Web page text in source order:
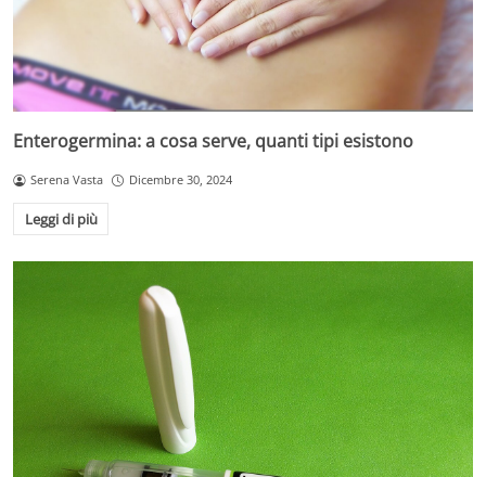
Enterogermina: a cosa serve, quanti tipi esistono
Serena Vasta Dicembre 30, 2024
Leggi di più